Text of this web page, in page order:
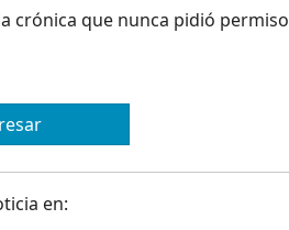
crónica que nunca pidió
en: